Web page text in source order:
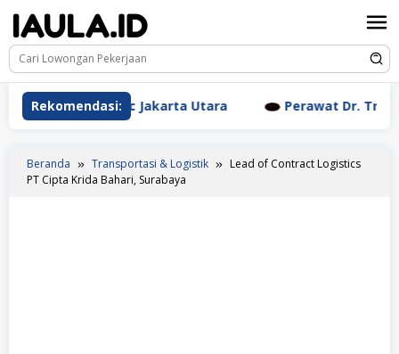
konten
Rekomendasi:
Clinic Jakarta Utara Perawat Dr. Triyanti
Beranda Transportasi & Logistik
Lead of Contract Logistics
PT Cipta Krida Bahari, Surabaya